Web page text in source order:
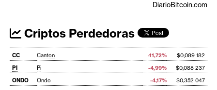
DiarioBitcoin.com
Criptos Perdedoras
CC Canton -11,72%
$0,089 182
PI
Pi -4,99%
$0,088 237
ONDO
Ondo -4,17%
$0,352 047